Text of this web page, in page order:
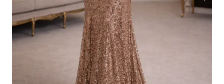
Bluze
Pantaloni
Blanuri